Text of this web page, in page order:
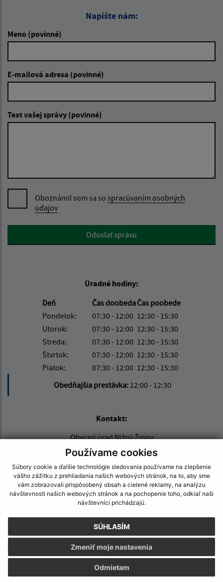
Používame cookies
Súbory cookie a ďalšie technológie sledovania používame na zlepšenie
vášho zážitku z prehliadania našich webových stránok, na to, aby sme
vám zobrazovali prispôsobený obsah a cielené reklamy, na analýzu
návštevnosti našich webových stránok a na pochopenie toho, odkiaľ naši
návštevníci prichádzajú.
SÚHLASÍM
Odmietam
Zmeniť moje nastavenia
Napíšte nám:
Meno (povinné)
E-mailová adresa (povinné)
Text vašej správy (povinné)
Oboznámil som sa so spracúvaním osobných
údajov
Google reCaptcha ResponseOdoslať správu
Úradné hodiny:
Deň
Čas doobedaČas poobede
Pondelok:
07:30 - 12:00 12:30 - 15:30
Utorok:
07:30 - 12:00 12:30 - 15:30
Streda:
07:30 - 12:00 12:30 - 15:30
Štvrtok:
07:30 - 12:00 12:30 - 15:30
Piatok:
07:30 - 12:00 12:30 - 15:30
Obedňajšia prestávka: 12:00 - 12:30
Kontakt:
Obecný úrad Nižný Žipov
Hlavná 177/5
info@niznyzipov.sk
+421 56 679 86 40